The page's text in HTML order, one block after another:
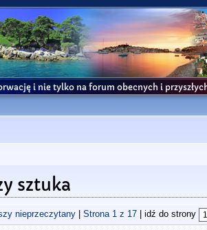
i nie tylko na forum obecnych i
sztuka
nieprzeczytany| Strona 1z 17| idź do strony